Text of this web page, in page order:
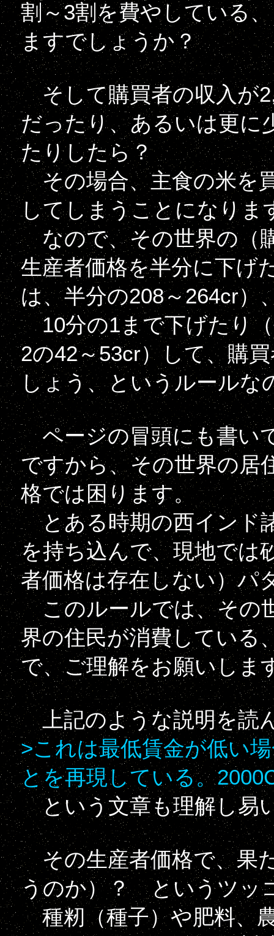
割～3割を費やしている
ますでしょうか？
そして購買者の収入が
だったり、あるいは更に
たりしたら？
その場合、主食の米を
してしまうことになりま
なので、その世界の（
生産者価格を半分に下げ
は、半分の208～264cr）
10分の1まで下げたり（
2の42～53cr）して、購
しょう、というルールな
ページの冒頭にも書い
ですから、その世界の居
格では困ります。
とある時期の西インド
を持ち込んで、現地では
者価格は存在しない）パ
このルールでは、その
界の住民が消費している
で、ご理解をお願いしま
上記のような説明を読
>これは最低賃金が低い
とを再現している。
という文章も理解し易
その生産者価格で、果
うのか）？ というツッ
種籾（種子）や肥料、